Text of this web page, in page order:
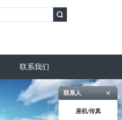
联系我们
联系人
座机/传真